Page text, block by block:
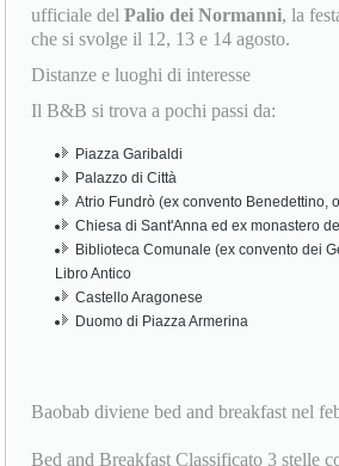
ufficiale delPalio dei Normanni, la
che si svolge il 12, 13 e 14 agosto.
Distanze e luoghi di interesse
Il B&B si trova a pochi passi da:
Piazza Garibaldi
Palazzo di Città
Atrio Fundrò (ex convento Benedettino,
Chiesa di Sant'Anna ed ex monastero
Biblioteca Comunale (ex convento dei
Libro Antico
Castello Aragonese
Duomo di Piazza Armerina
Baobab diviene bed and breakfast nel
Bed and Breakfast Classificato 3 stelle